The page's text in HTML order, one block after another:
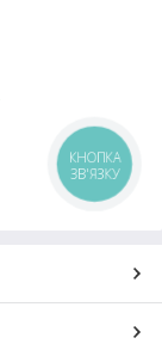
КНОПКА
ЗВ'ЯЗКУ